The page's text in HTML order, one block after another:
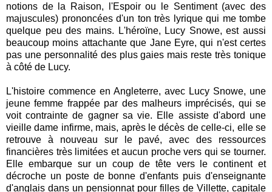
notions de la Raison, l'Espoir ou le Sentiment (avec des
majuscules) prononcées d'un ton très lyrique qui me tombe
quelque peu des mains. L'héroïne, Lucy Snowe, est aussi
beaucoup moins attachante que Jane Eyre, qui n'est certes
pas une personnalité des plus gaies mais reste très tonique
à côté de Lucy.
L'histoire commence en Angleterre, avec Lucy Snowe, une
jeune femme frappée par des malheurs imprécisés, qui se
voit contrainte de gagner sa vie. Elle assiste d'abord une
vieille dame infirme, mais, après le décès de celle-ci, elle se
retrouve à nouveau sur le pavé, avec des ressources
financières très limitées et aucun proche vers qui se tourner.
Elle embarque sur un coup de tête vers le continent et
décroche un poste de bonne d'enfants puis d'enseignante
d'anglais dans un pensionnat pour filles de Villette, capitale